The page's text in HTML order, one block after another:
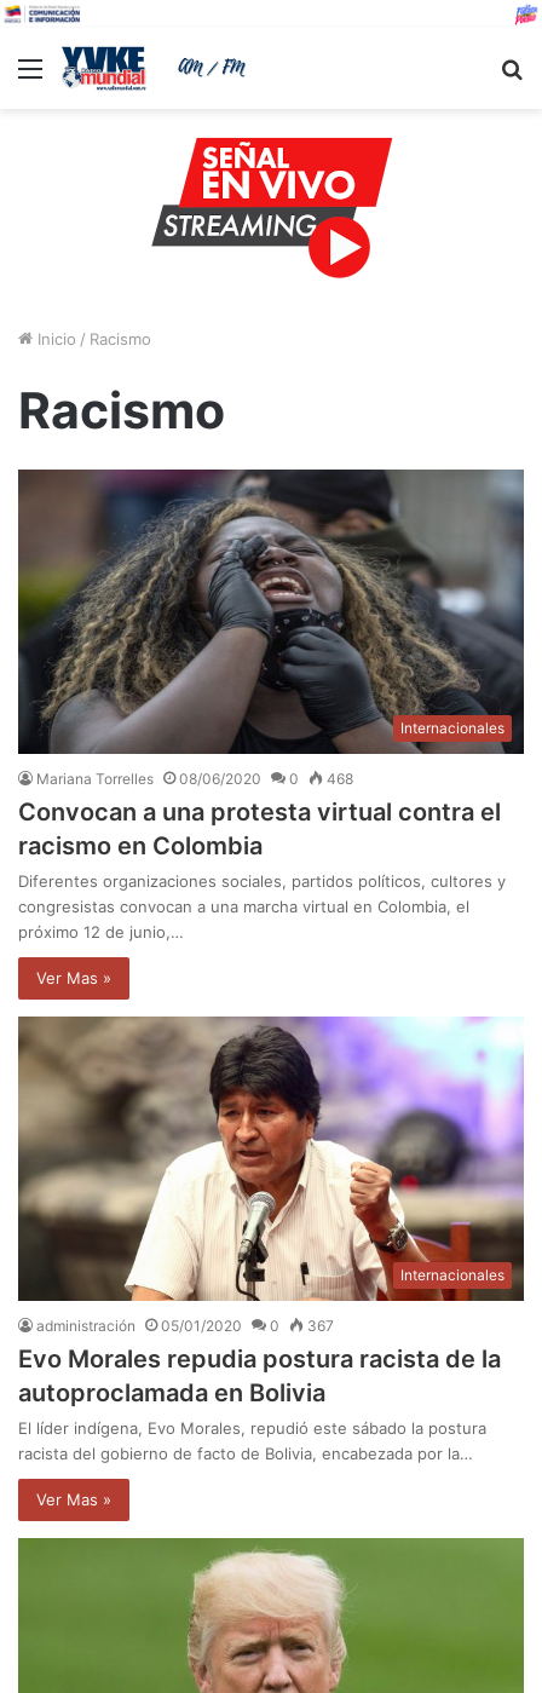
Menu
Inicio / Racismo
Racismo
Internacionales
Mariana Torrelles 08/06/2020 0 468
Convocan a una protesta virtual contra el
racismo en Colombia
Diferentes organizaciones sociales, partidos políticos, cultores y
congresistas convocan a una marcha virtual en Colombia, el
próximo 12 de junio,…
Ver Mas »
Internacionales
administración 05/01/2020 0 367
Evo Morales repudia postura racista de la
autoproclamada en Bolivia
El líder indígena, Evo Morales, repudió este sábado la postura
racista del gobierno de facto de Bolivia, encabezada por la…
Ver Mas »